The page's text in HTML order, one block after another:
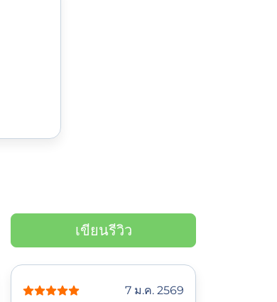
เขียนรีวิว
7 ม.ค. 2569